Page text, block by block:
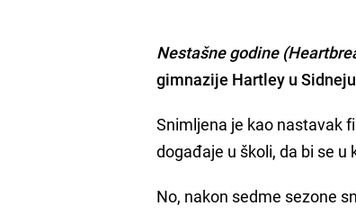
Nestašne godine
gimnazije Hartley u
Snimljena je kao nastavak
događaje u školi, da bi se
No, nakon sedme sezone